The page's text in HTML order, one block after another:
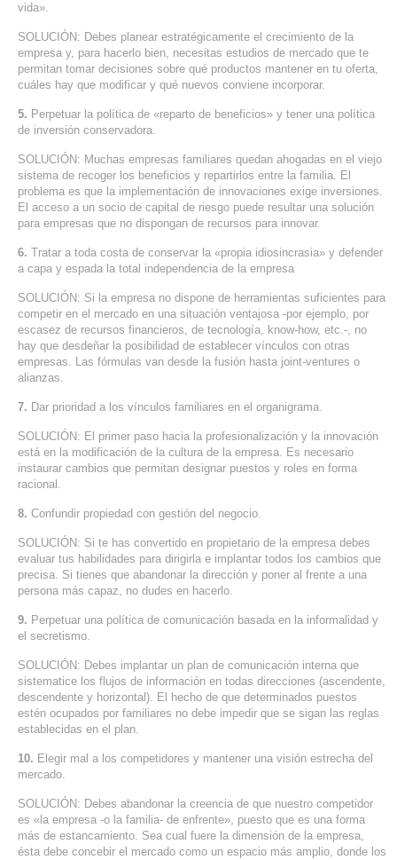
vida».
SOLUCIÓN: Debes planear estratégicamente el crecimiento de la
empresa y, para hacerlo bien, necesitas estudios de mercado que te
permitan tomar decisiones sobre qué productos mantener en tu oferta,
cuáles hay que modificar y qué nuevos conviene incorporar.
5. Perpetuar la política de «reparto de beneficios» y tener una política
de inversión conservadora.
SOLUCIÓN: Muchas empresas familiares quedan ahogadas en el viejo
sistema de recoger los beneficios y repartirlos entre la familia. El
problema es que la implementación de innovaciones exige inversiones.
El acceso a un socio de capital de riesgo puede resultar una solución
para empresas que no dispongan de recursos para innovar.
6. Tratar a toda costa de conservar la «propia idiosincrasia» y defender
a capa y espada la total independencia de la empresa
SOLUCIÓN: Si la empresa no dispone de herramientas suficientes para
competir en el mercado en una situación ventajosa -por ejemplo, por
escasez de recursos financieros, de tecnología, know-how, etc.-, no
hay que desdeñar la posibilidad de establecer vínculos con otras
empresas. Las fórmulas van desde la fusión hasta joint-ventures o
alianzas.
7. Dar prioridad a los vínculos familiares en el organigrama.
SOLUCIÓN: El primer paso hacia la profesionalización y la innovación
está en la modificación de la cultura de la empresa. Es necesario
instaurar cambios que permitan designar puestos y roles en forma
racional.
8. Confundir propiedad con gestión del negocio.
SOLUCIÓN: Si te has convertido en propietario de la empresa debes
evaluar tus habilidades para dirigirla e implantar todos los cambios que
precisa. Si tienes que abandonar la dirección y poner al frente a una
persona más capaz, no dudes en hacerlo.
9. Perpetuar una política de comunicación basada en la informalidad y
el secretismo.
SOLUCIÓN: Debes implantar un plan de comunicación interna que
sistematice los flujos de información en todas direcciones (ascendente,
descendente y horizontal). El hecho de que determinados puestos
estén ocupados por familiares no debe impedir que se sigan las reglas
establecidas en el plan.
10. Elegir mal a los competidores y mantener una visión estrecha del
mercado.
SOLUCIÓN: Debes abandonar la creencia de que nuestro competidor
es «la empresa -o la familia- de enfrente», puesto que es una forma
más de estancamiento. Sea cual fuere la dimensión de la empresa,
ésta debe concebir el mercado como un espacio más amplio, donde los